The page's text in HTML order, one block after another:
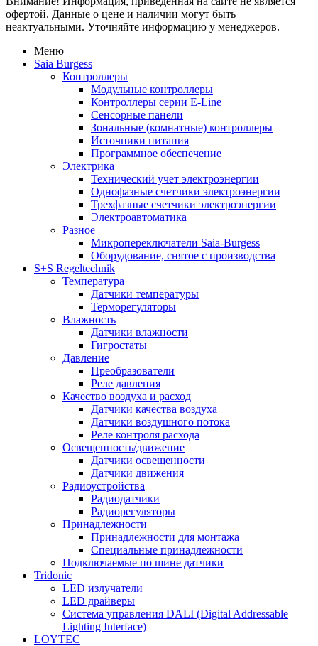
офертой. Данные о цене и наличии могут быть
неактуальными. Уточняйте информацию у менеджеров.
Меню
Saia Burgess
Контроллеры
Модульные контроллеры
Контроллеры серии E-Line
Сенсорные панели
Зональные (комнатные) контроллеры
Источники питания
Программное обеспечение
Электрика
Технический учет электроэнергии
Однофазные счетчики электроэнергии
Трехфазные счетчики электроэнергии
Электроавтоматика
Разное
Микропереключатели Saia-Burgess
Оборудование, снятое с производства
S+S Regeltechnik
Температура
Датчики температуры
Терморегуляторы
Влажность
Датчики влажности
Гигростаты
Давление
Преобразователи
Реле давления
Качество воздуха и расход
Датчики качества воздуха
Датчики воздушного потока
Реле контроля расхода
Освещенность/движение
Датчики освещенности
Датчики движения
Радиоустройства
Радиодатчики
Радиорегуляторы
Принадлежности
Принадлежности для монтажа
Специальные принадлежности
Подключаемые по шине датчики
Tridonic
LED излучатели
LED драйверы
Система управления DALI (Digital Addressable
Lighting Interface)
LOYTEC